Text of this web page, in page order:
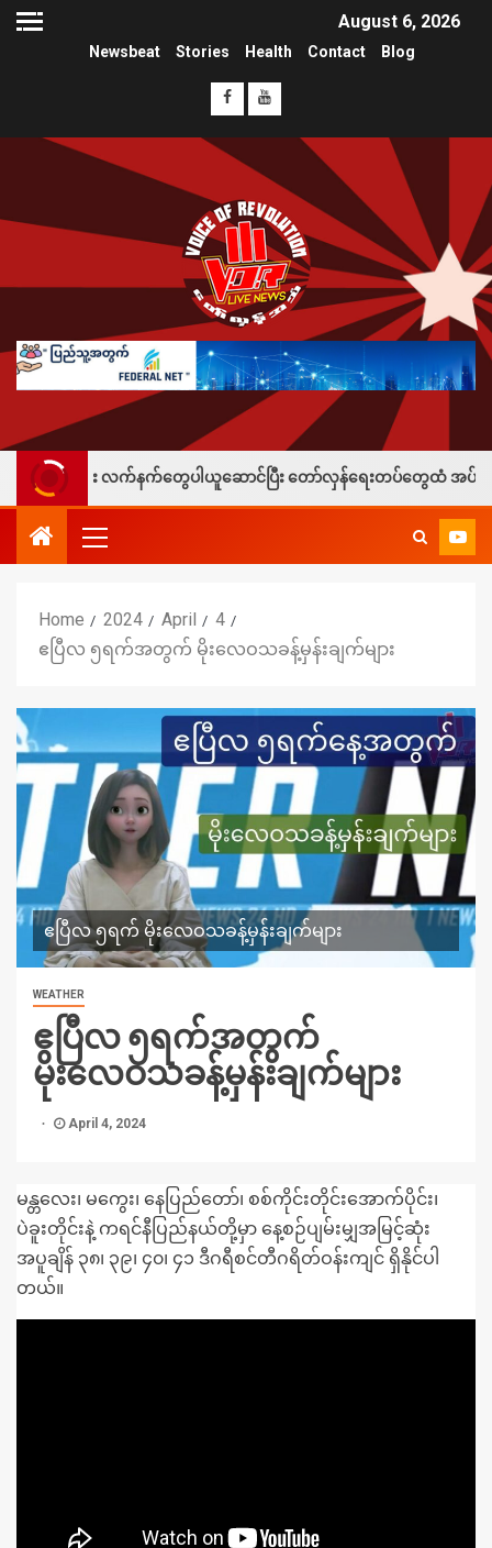
August 6, 2026
Newsbeat Stories Health Contact Blog
လက်နက်တွေပါယူဆောင်ပြီး တော်လှန်ရေးတပ်တွေထံ အပ်နှံလို့ သိန်းတစ်ရ
Home 2024 April
4
ဧပြီလ ၅ရက်အတွက် မိုးလေဝသခန့်မှန်းချက်များ
ဧပြီလ ၅ရက် မိုးလေဝသခန့်မှန်းချက်များ
WEATHER
ဧပြီလ ၅ရက်အတွက်
မိုးလေဝသခန့်မှန်းချက်များ
April 4, 2024
မန္တလေး၊ မကွေး၊ နေပြည်တော်၊ စစ်ကိုင်းတိုင်းအောက်ပိုင်း၊
ပဲခူးတိုင်းနဲ့ ကရင်နီပြည်နယ်တို့မှာ နေ့စဉ်ပျမ်းမျှအမြင့်ဆုံး
အပူချိန် ၃၈၊ ၃၉၊ ၄၀၊ ၄၁ ဒီဂရီစင်တီဂရိတ်ဝန်းကျင် ရှိနိုင်ပါ
တယ်။